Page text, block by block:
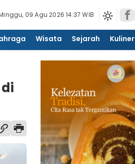
09 Agu 2026 14:37 WIB
Wisata Sejarah Kuliner